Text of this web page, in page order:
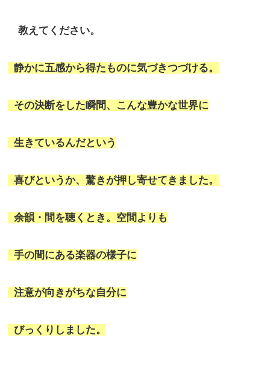
教えてください。
静かに五感から得たものに気づきつづける。
その決断をした瞬間、こんな豊かな世界に
生きているんだという
喜びというか、驚きが押し寄せてきました。
余韻・間を聴くとき。空間よりも
手の間にある楽器の様子に
注意が向きがちな自分に
びっくりしました。